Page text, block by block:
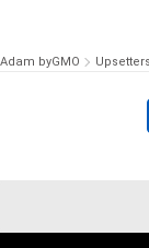
Adam byGMO